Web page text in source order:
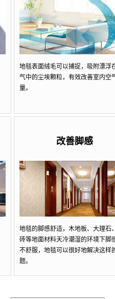
地毯表面绒毛可以捕捉，吸附漂浮
气中的尘埃颗粒，有效改善室内空
量。
改善脚感
地毯的脚感舒适，木地板、大理石
砖等地面材料天冷潮湿的环境下脚
不舒服，地毯可以很好地解决这样
题。